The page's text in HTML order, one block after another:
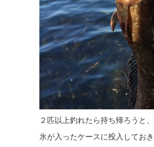
２匹以上釣れたら持ち帰ろうと
氷が入ったケースに投入しておき